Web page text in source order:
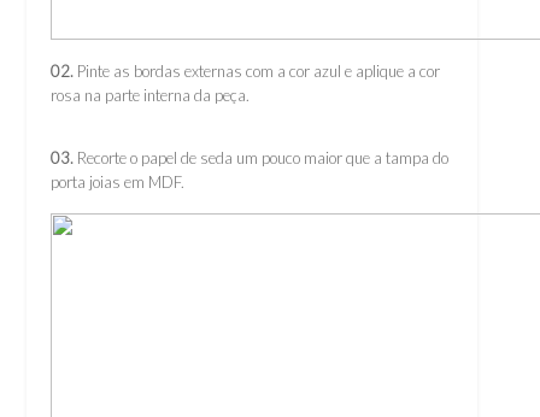
02. Pinte as bordas externas com a cor azul e aplique a cor
rosa na parte interna da peça.
03. Recorte o papel de seda um pouco maior que a tampa do
porta joias em MDF.